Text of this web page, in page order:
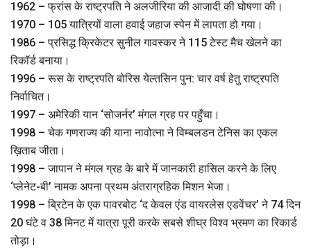
1962 – फ्रांस के राष्ट्रपति ने अलजीरिया की आजादी की घोषणा की।
1970 – 105 यात्रियों वाला हवाई जहाज स्पेन में लापता हो गया।
1986 – प्रसिद्ध क्रिकेटर सुनील गावस्कर ने 115 टेस्ट मैच खेलने का
रिकॉर्ड बनाया।
1996 – रूस के राष्ट्रपति बोरिस येल्तसिन पुन: चार वर्ष हेतु राष्ट्रपति
निर्वाचित।
1997 – अमेरिकी यान ‘सोजर्नर’ मंगल ग्रह पर पहुँचा।
1998 – चेक गणराज्य की याना नावोत्ना ने विम्बलडन टेनिस का एकल
ख़िताब जीता।
1998 – जापान ने मंगल ग्रह के बारे में जानकारी हासिल करने के लिए
‘प्लेनेट-बी’ नामक अपना प्रथम अंतराग्रहिक मिशन भेजा।
1998 – ब्रिटेन के एक पावरबोट ‘द केवल एंड वायरलेस एडवेंचर’ ने 74 दिन
20 घंटे व 38 मिनट में यात्रा पूरी करके सबसे शीघ्र विश्व भ्रमण का रिकार्ड
तोड़ा।